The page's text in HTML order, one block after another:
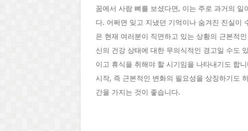
꿈에서 사람 뼈를 보셨다면, 이는 주로 과거의
다. 어쩌면 잊고 지냈던 기억이나 숨겨진 진실이
은 현재 여러분이 직면하고 있는 상황의 근본적
신의 건강 상태에 대한 무의식적인 경고일 수도
이고 휴식을 취해야 할 시기임을 나타내기도 합
시작, 즉 근본적인 변화의 필요성을 상징하기도
간을 가지는 것이 좋습니다.